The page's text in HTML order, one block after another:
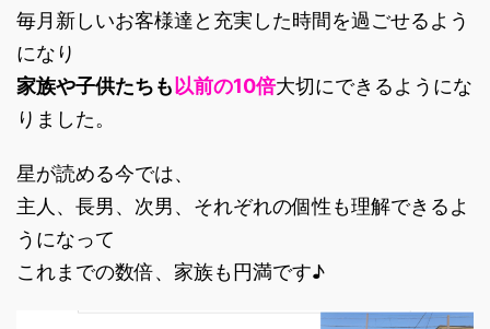
毎月新しいお客様達と充実した時間を過ごせるよう
になり
家族や子供たちも 以前の10倍大切にできるようにな
りました。
星が読める今では、
主人、長男、次男、それぞれの個性も理解できるよ
うになって
これまでの数倍、家族も円満です♪